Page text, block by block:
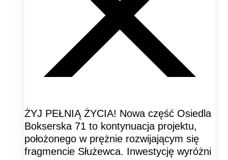
ŻYJ PEŁNIĄ ŻYCIA! Nowa część Osiedla
Bokserska 71 to kontynuacja projektu,
położonego w prężnie rozwijającym się
fragmencie Służewca. Inwestycję wyróżni